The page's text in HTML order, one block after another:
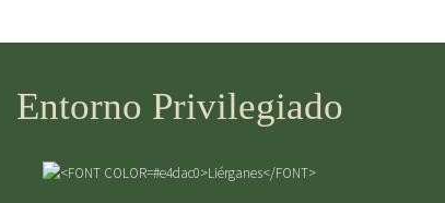
Entorno Privilegiado